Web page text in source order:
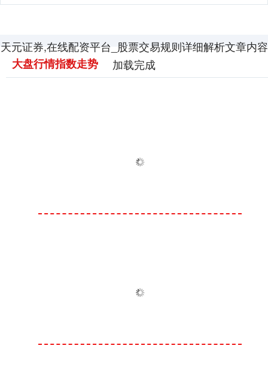
天元证券,在线配资平台_股票交易规则详细解析文章内容
加载完成
大盘行情指数走势